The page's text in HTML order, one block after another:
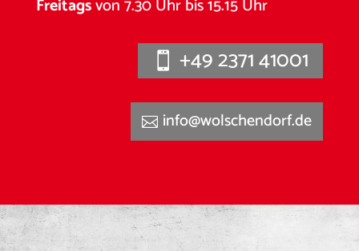
Freitagsvon 7.30 Uhr bis 15.15 Uhr
+49 2371 41001
info@wolschendorf.de